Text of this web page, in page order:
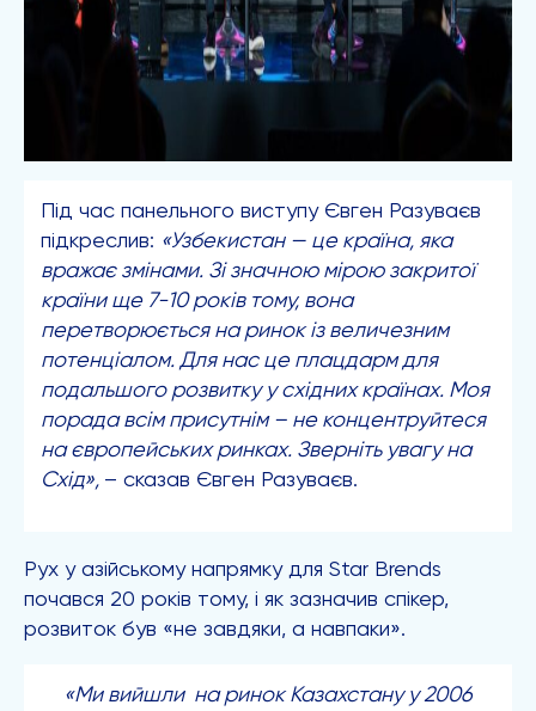
Під час панельного виступу Євген Разуваєв
підкреслив: «Узбекистан — це країна, яка
вражає змінами. Зі значною мірою закритої
країни ще 7-10 років тому, вона
перетворюється на ринок із величезним
потенціалом. Для нас це плацдарм для
подальшого розвиткуусхідних країнах. Моя
порада всім присутнім – не концентруйтеся
на європейських ринках. Зверніть увагу на
Схід», – сказав Євген Разуваєв.
Рух у азійському напрямку для Star Brends
почався 20 років тому, і як зазначив спікер,
розвиток був «не завдяки, а навпаки».
«Ми вийшли на ринокКазахстану у 2006